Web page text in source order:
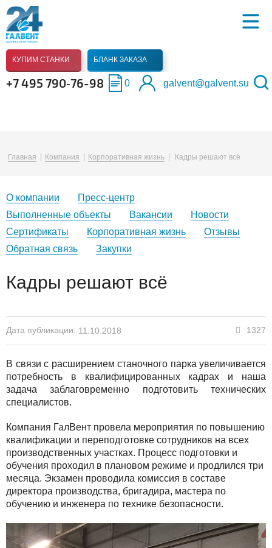
КУПИМ СТАНКИ БЛАНК ЗАКАЗА
+7 495 790‑76-98 0 galvent@galvent.su
Главная Компания Корпоративная жизнь Кадры решают всё
О компании
Пресс-центр
Выполненные объекты
Вакансии
Новости
Сертификаты
Корпоративная жизнь
Отзывы
Обратная связь
Закупки
Кадры решают всё
Дата публикации: 11.10.2018 1327
В связи с расширением станочного парка увеличивается
потребность в квалифицированных кадрах и наша
задача заблаговременно подготовить технических
специалистов.
Компания ГалВент провела мероприятия по повышению
квалификации и переподготовке сотрудников на всех
производственных участках. Процесс подготовки и
обучения проходил в плановом режиме и продлился три
месяца. Экзамен проводила комиссия в составе
директора производства, бригадира, мастера по
обучению и инженера по технике безопасности.